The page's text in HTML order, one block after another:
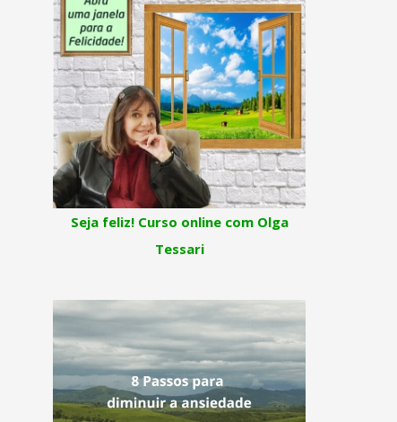
Seja feliz! Curso online com Olga
Tessari